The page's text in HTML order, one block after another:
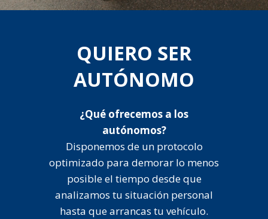
QUIERO SER
AUTÓNOMO
¿Qué ofrecemos a los
autónomos?
Disponemos de un protocolo
optimizado para demorar lo menos
posible el tiempo desde que
analizamos tu situación personal
hasta que arrancas tu vehículo.